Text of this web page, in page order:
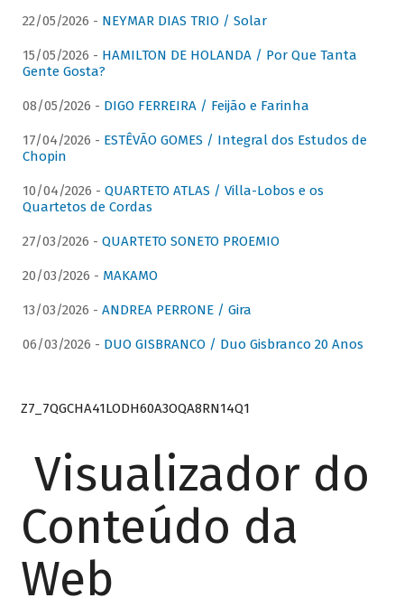
22/05/2026 - NEYMAR DIAS TRIO / Solar
15/05/2026 - HAMILTON DE HOLANDA / Por Que Tanta
Gente Gosta?
08/05/2026 - DIGO FERREIRA / Feijão e Farinha
17/04/2026 - ESTÊVÃO GOMES / Integral dos Estudos de
Chopin
10/04/2026 - QUARTETO ATLAS / Villa-Lobos e os
Quartetos de Cordas
27/03/2026 - QUARTETO SONETO PROEMIO
20/03/2026 - MAKAMO
13/03/2026 - ANDREA PERRONE / Gira
06/03/2026 - DUO GISBRANCO / Duo Gisbranco 20 Anos
Z7_7QGCHA41LODH60A3OQA8RN14Q1
Visualizador do
Conteúdo da
Web